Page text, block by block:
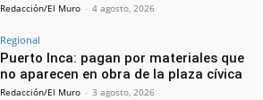
Redacción/El Muro - 4 agosto, 2026
Regional
Puerto Inca: pagan por materiales que
no aparecen en obra de la plaza cívica
Redacción/El Muro - 3 agosto, 2026